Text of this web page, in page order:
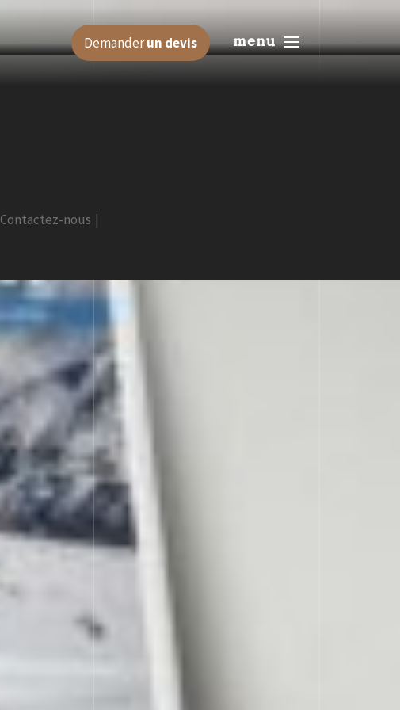
Demanderun devis menu
Contactez-nous |